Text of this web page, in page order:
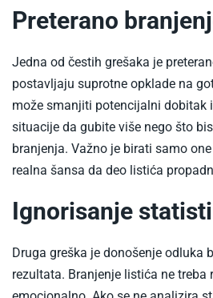
Preterano
Jedna od čestih grešaka je
postavljaju suprotne opklade na
može smanjiti potencijalni dobitak
situacije da gubite više nego što
branjenja. Važno je birati samo
realna šansa da deo listića
Ignorisanje
Druga greška je donošenje odluka
rezultata. Branjenje listića ne